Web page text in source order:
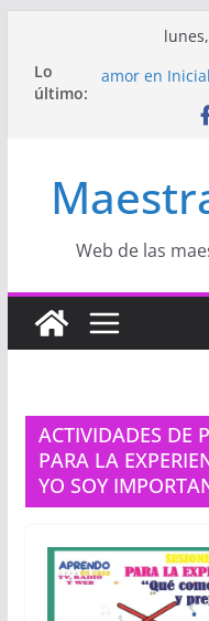
contenido
Lo
último:
Hermosos
Semana de
Proyecto
Proyecto de
Web de las
ACTIVIDADES DE
PARA LA
YO SOY